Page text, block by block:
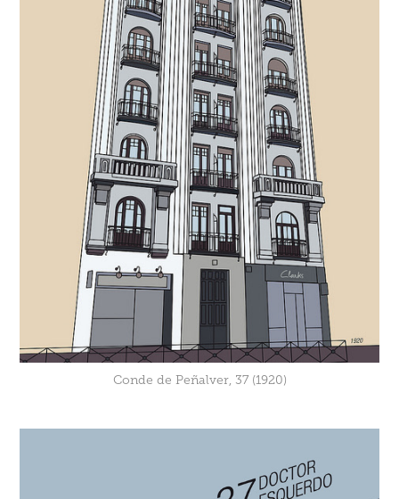
Conde de Peñalver, 37 (1920)